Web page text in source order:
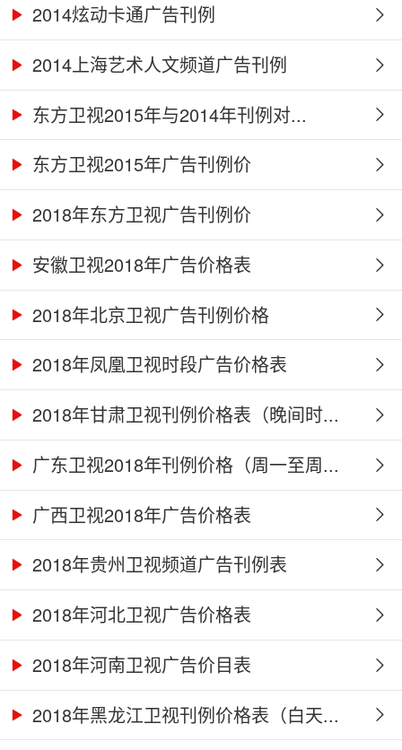
2014炫动卡通广告刊例
2014上海艺术人文频道广告刊例
东方卫视2015年与2014年刊例对...
东方卫视2015年广告刊例价
2018年东方卫视广告刊例价
安徽卫视2018年广告价格表
2018年北京卫视广告刊例价格
2018年凤凰卫视时段广告价格表
2018年甘肃卫视刊例价格表（晚间时...
广东卫视2018年刊例价格（周一至周...
广西卫视2018年广告价格表
2018年贵州卫视频道广告刊例表
2018年河北卫视广告价格表
2018年河南卫视广告价目表
2018年黑龙江卫视刊例价格表（白天...